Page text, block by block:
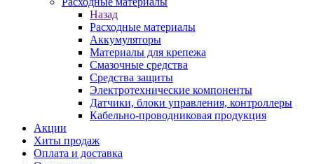
Назад
Расходные материалы
Аккумуляторы
Материалы для крепежа
Смазочные средства
Средства защиты
Электротехнические компоненты
Датчики, блоки управления, контроллеры
Кабельно-проводниковая продукция
Акции
Хиты продаж
Оплата и доставка